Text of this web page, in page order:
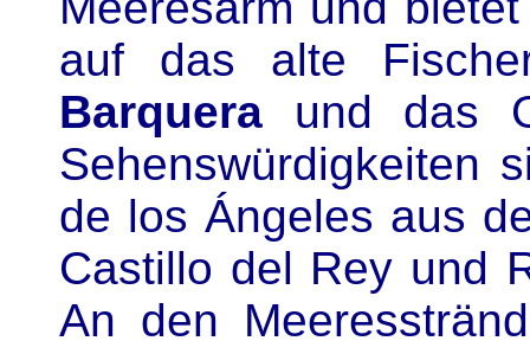
auf das alte
Barquera und das
Sehenswürdigkeiten
de los Ángeles aus
Castillo del Rey und
An den